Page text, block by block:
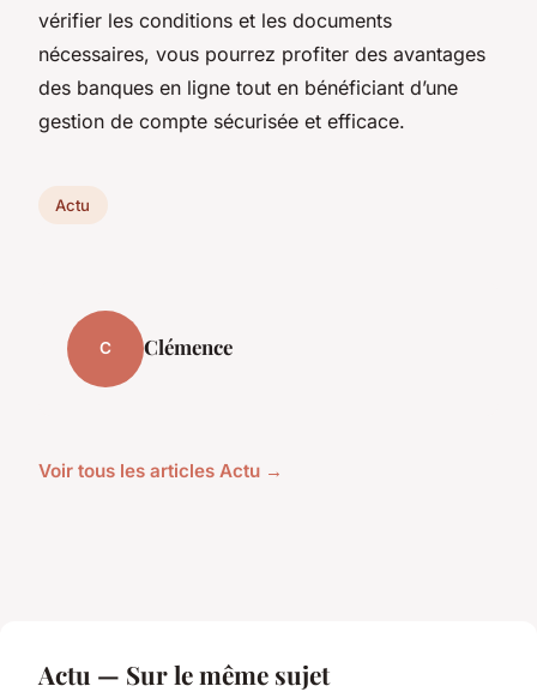
vérifier les conditions et les documents
nécessaires, vous pourrez profiter des avantages
des banques en ligne tout en bénéficiant d’une
gestion de compte sécurisée et efficace.
Actu
C Clémence
Voir tous les articles Actu →
Actu — Sur le même sujet